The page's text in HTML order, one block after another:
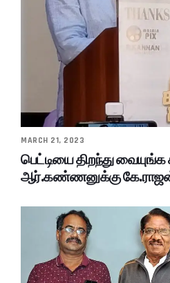
MARCH 21, 2023
பெட்டியை திறந்து
ஆர்.கண்ணனுக்கு